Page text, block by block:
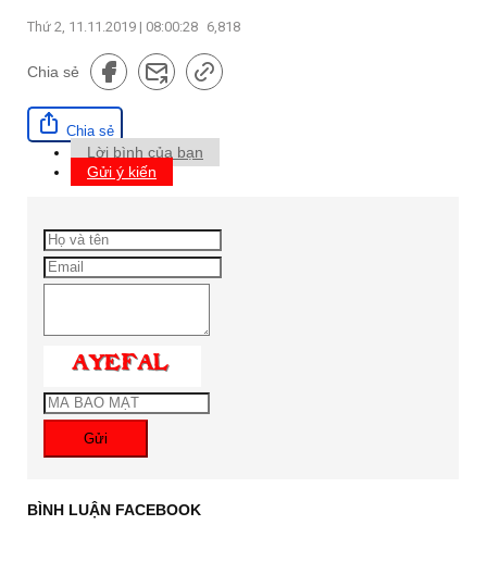
Thứ 2, 11.11.2019 | 08:00:28 6,818
Chia sẻ
Chia sẻ
Lời bình của bạn
Gửi ý kiến
Gửi
BÌNH LUẬN FACEBOOK